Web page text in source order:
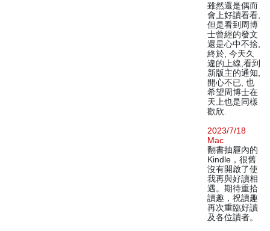
雖然還是偶而
會上好讀看看,
但是看到周博
士曾經的發文
還是心中不捨,
終於, 今天久
違的上線,看到
新版主的通知,
開心不已, 也
希望周博士在
天上也是同樣
歡欣.
2023/7/18
Mac
翻書抽屜內的
Kindle，很舊
沒有開啟了使
我再與好讀相
遇。期待重拾
讀趣，祝讀趣
再次重臨好讀
及各位讀者。